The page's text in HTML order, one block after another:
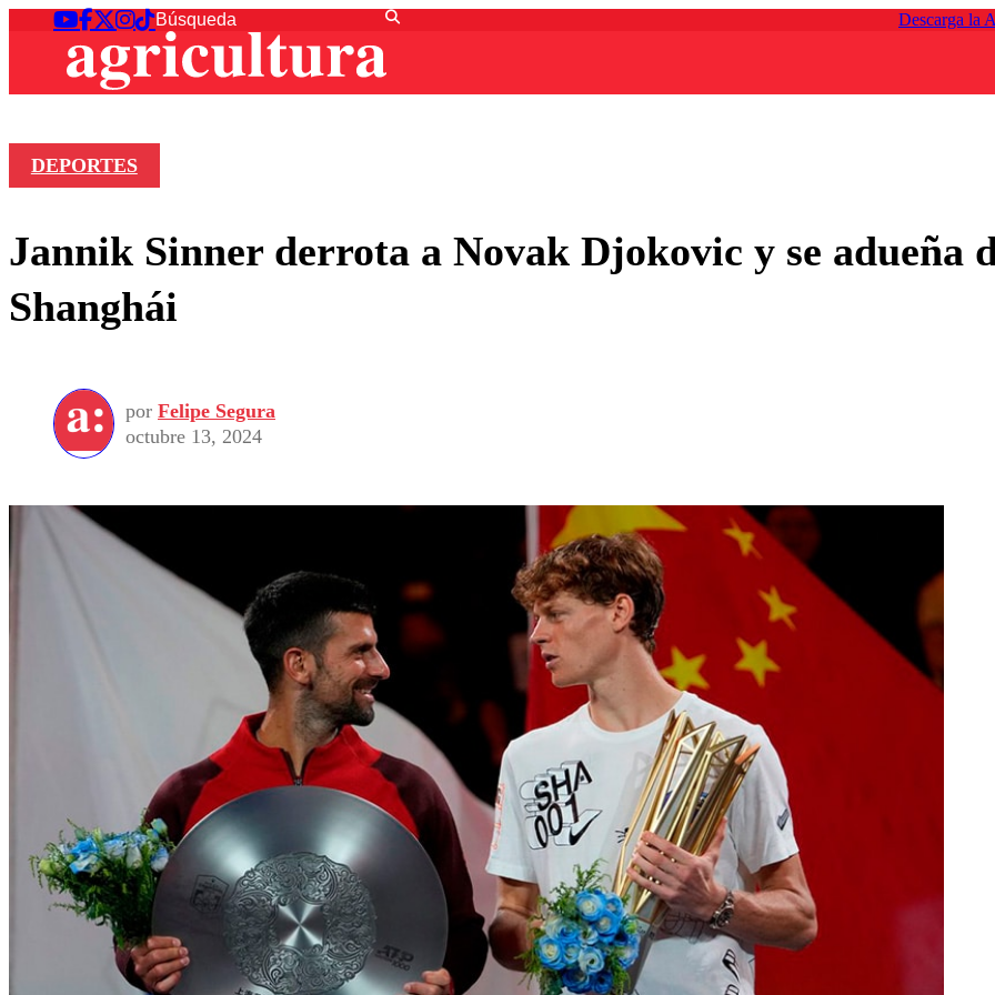
Descarga la
DEPORTES
Jannik Sinner derrota a Novak Djokovic y se adueña
Shanghái
por Felipe Segura
octubre 13, 2024